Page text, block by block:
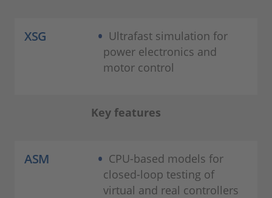
XSG
Ultrafast simulation for
power electronics and
motor control
Key features
ASM
CPU-based models for
closed-loop testing of
virtual and real controllers